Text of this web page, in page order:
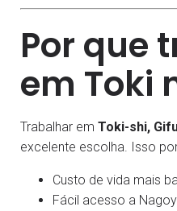
Por que
em Toki
Trabalhar em Toki-shi,
excelente escolha. Isso
Custo de vida mais
Fácil acesso a